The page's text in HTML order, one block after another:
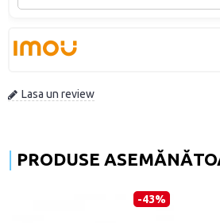
Lasa un review
PRODUSE
-43%